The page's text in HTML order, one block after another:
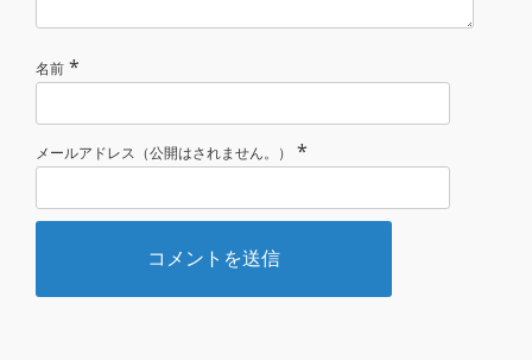
名前 *
メールアドレス（公開はされません。） *